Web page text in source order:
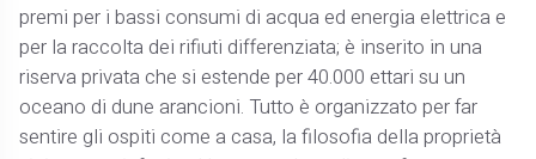
premi per i bassi consumi di acqua ed energia elettrica e
per la raccolta dei rifiuti differenziata; è inserito in una
riserva privata che si estende per 40.000 ettari su un
oceano di dune arancioni. Tutto è organizzato per far
sentire gli ospiti come a casa, la filosofia della proprietà